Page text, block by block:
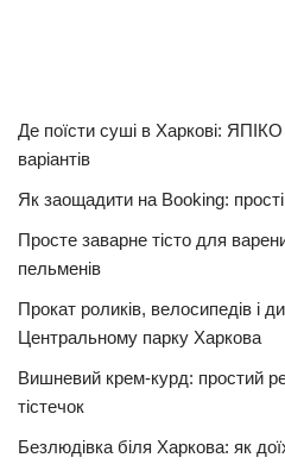
Де поїсти суші в Харкові:
варіантів
Як заощадити на Booking:
Просте заварне тісто для
пельменів
Прокат роликів, велосипедів і
Центральному парку Харкова
Вишневий крем-курд: простий
тістечок
Безлюдівка біля Харкова: як